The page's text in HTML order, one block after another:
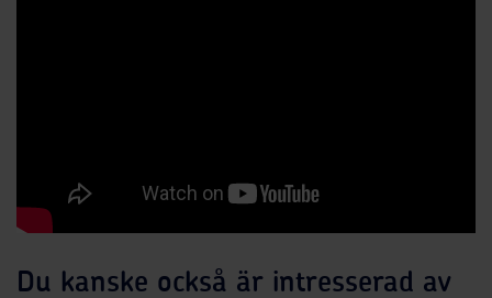
Du kanske också är intresserad av